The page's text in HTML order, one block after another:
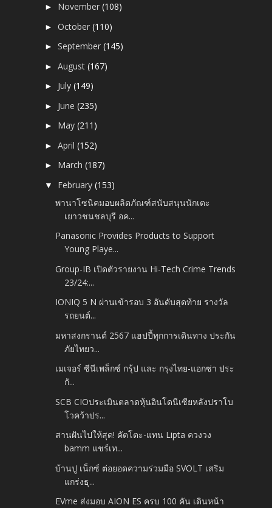
► November(108)
►October(110)
►September(145)
►August(167)
► July(149)
► June(235)
► May(211)
►April(152)
► March(187)
▼ February(153)
พานาโซนิคมอบผลิตภัณฑ์สนับสนุนนักเตะ
เยาวชนชลบุรี อค...
Panasonic Provides Products to Support
Young Playe...
Group-IB เปิดตัวรายงาน Hi-Tech Crime Trends
23/24:...
IONIQ 5 N ผ่านเข้ารอบ 3 อันดับสุดท้าย รางวัล
รถยนต์...
มหาสงกรานต์ 2567 แฮปปี้ทุกการเดินทาง ประกัน
ภัยไทยว...
เมเจอร์ ซีนีเพล็กซ์ กรุ้ป และ กรุงไทย-แอกซ่า ประ
กั...
SCB CIOประเมินตลาดหุ้นอินโดนีเซียหลังปราโบ
โวคว้าปร...
สานฝันไปให้สุด! คัตโตะ-แทน Lipta ควงวง
bamm แชร์เท...
บ้านปู เน็กซ์ ต่อยอดความร่วมมือ SVOLT เสริม
แกร่งธุ...
EVme ส่งมอบ AION ES ครบ 100 คัน เดินหน้า